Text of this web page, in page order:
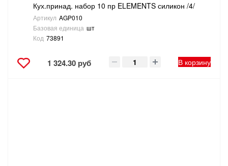
Кух.принад. набор 10 пр ELEMENTS силикон /4/
Артикул AGP010
Базовая единица шт
Код 73891
1 324.30 руб В корзину